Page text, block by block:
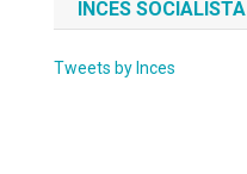
INCES SOCIALISTA
Tweets by Inces